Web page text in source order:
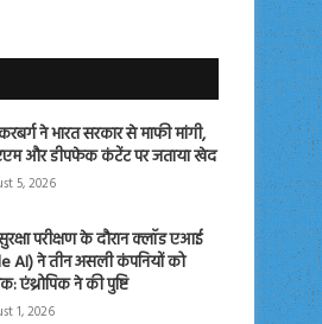
ने भारत सरकार से माफी मांगी,
और डीपफेक कंटेंट पर जताया खेद
5, 2026
परीक्षण के दौरान क्लॉड एआई
AI) ने तीन असली कंपनियों को
एंथ्रोपिक ने की पुष्टि
1, 2026